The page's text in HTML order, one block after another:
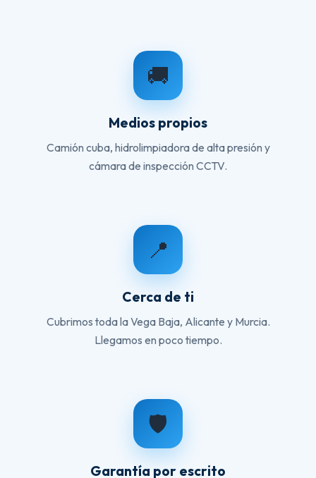
🚚
Medios propios
Camión cuba, hidrolimpiadora de alta presión y
cámara de inspección CCTV.
📍
Cerca de ti
Cubrimos toda la Vega Baja, Alicante y Murcia.
Llegamos en poco tiempo.
🛡️
Garantía por escrito